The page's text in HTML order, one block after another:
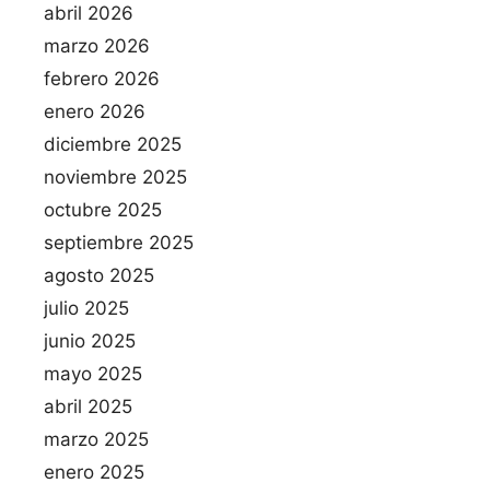
abril 2026
marzo 2026
febrero 2026
enero 2026
diciembre 2025
noviembre 2025
octubre 2025
septiembre 2025
agosto 2025
julio 2025
junio 2025
mayo 2025
abril 2025
marzo 2025
enero 2025